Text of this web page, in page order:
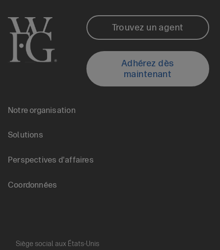
La
vie
agent
d’assurance
vie
Footer
Notre organisation
Solutions
Perspectives d'affaires
Coordonnées
Siège social aux États-Unis
Footer
Locate
an
Trouvez un agent
Adhérez dès
maintenant